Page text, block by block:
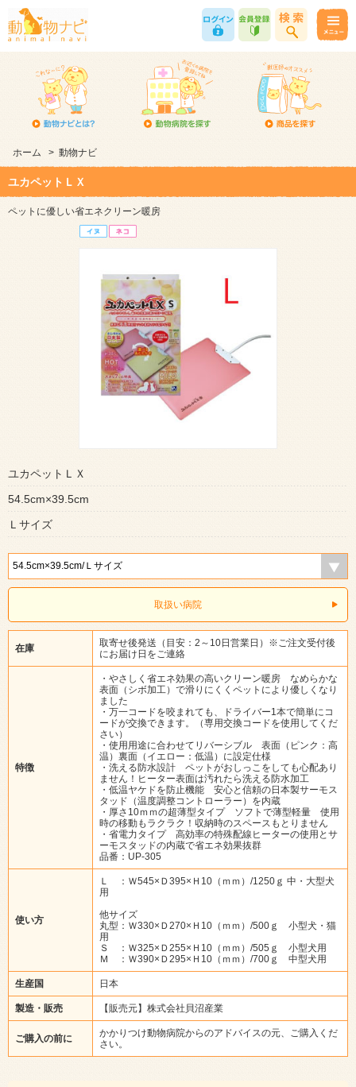
ホーム > 動物ナビ
ユカペットＬＸ
ペットに優しい省エネクリーン暖房
ユカペットＬＸ
54.5cm×39.5cm
Ｌサイズ
取扱い病院
在庫
取寄せ後発送（目安：2～10日営業日）※ご注文受付後
にお届け日をご連絡
特徴
・やさしく省エネ効果の高いクリーン暖房 なめらかな
表面（シボ加工）で滑りにくくペットにより優しくなり
ました
・万一コードを咬まれても、ドライバー1本で簡単にコ
ードが交換できます。（専用交換コードを使用してくだ
さい）
・使用用途に合わせてリバーシブル 表面（ピンク：高
温）裏面（イエロー：低温）に設定仕様
・洗える防水設計 ペットがおしっこをしても心配あり
ません！ヒーター表面は汚れたら洗える防水加工
・低温ヤケドを防止機能 安心と信頼の日本製サーモス
タッド（温度調整コントローラー）を内蔵
・厚さ10ｍｍの超薄型タイプ ソフトで薄型軽量 使用
時の移動もラクラク！収納時のスペースもとりません
・省電力タイプ 高効率の特殊配線ヒーターの使用とサ
ーモスタッドの内蔵で省エネ効果抜群
品番：UP-305
使い方
Ｌ ：Ｗ545×Ｄ395×Ｈ10（ｍｍ）/1250ｇ 中・大型犬
用
他サイズ
丸型：Ｗ330×Ｄ270×Ｈ10（ｍｍ）/500ｇ 小型犬・猫
用
Ｓ ：Ｗ325×Ｄ255×Ｈ10（ｍｍ）/505ｇ 小型犬用
Ｍ ：Ｗ390×Ｄ295×Ｈ10（ｍｍ）/700ｇ 中型犬用
生産国 日本
製造・販売 【販売元】株式会社貝沼産業
ご購入の前に
かかりつけ動物病院からのアドバイスの元、ご購入くだ
さい。